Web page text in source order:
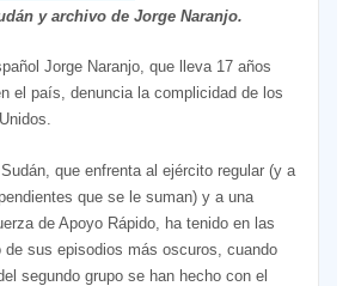
y archivo de Jorge Naranjo.
Jorge Naranjo, que lleva 17 años
el país, denuncia la complicidad de los
que enfrenta al ejército regular (y a
que se le suman) y a una
de Apoyo Rápido, ha tenido en las
de sus episodios más oscuros, cuando
segundo grupo se han hecho con el